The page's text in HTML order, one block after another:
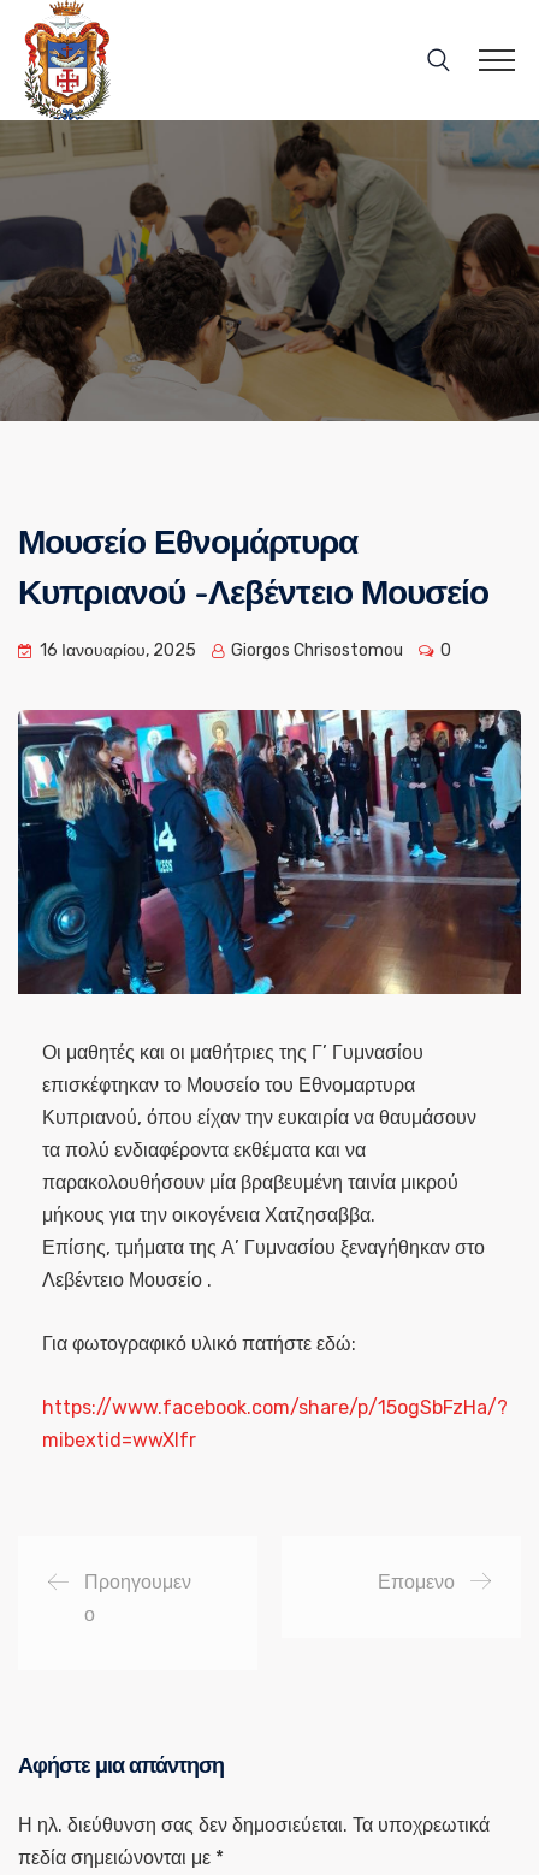
Μουσείο Εθνομάρτυρα
Κυπριανού -Λεβέντειο Μουσείο
16 Ιανουαρίου, 2025 Giorgos Chrisostomou 0
Οι μαθητές και οι μαθήτριες της Γ’ Γυμνασίου
επισκέφτηκαν το Μουσείο του Εθνομαρτυρα
Κυπριανού, όπου είχαν την ευκαιρία να θαυμάσουν
τα πολύ ενδιαφέροντα εκθέματα και να
παρακολουθήσουν μία βραβευμένη ταινία μικρού
μήκους για την οικογένεια Χατζησαββα.
Επίσης, τμήματα της Α’ Γυμνασίου ξεναγήθηκαν στο
Λεβέντειο Μουσείο .
Για φωτογραφικό υλικό πατήστε εδώ:
https://www.facebook.com/share/p/15ogSbFzHa/?
mibextid=wwXIfr
Προηγουμεν
ο
Επομενο
Αφήστε μια απάντηση
Η ηλ. διεύθυνση σας δεν δημοσιεύεται. Τα υποχρεωτικά
πεδία σημειώνονται με *